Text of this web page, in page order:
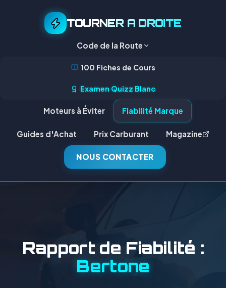
TOURNER A DROITE
Code de la Route
100 Fiches de Cours
Examen Quizz Blanc
Moteurs à Éviter Fiabilité Marque
Guides d'Achat Prix Carburant Magazine
NOUS CONTACTER
Rapport de Fiabilité :
Bertone